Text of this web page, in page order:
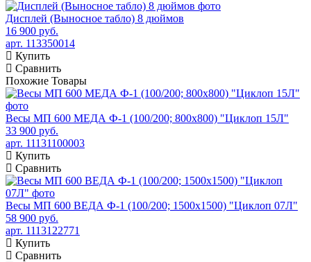
Дисплей (Выносное табло) 8 дюймов
16 900 руб.
арт. 113350014
Купить
Сравнить
Похожие Товары
Весы МП 600 МЕДА Ф-1 (100/200; 800х800) "Циклоп 15Л"
33 900 руб.
арт. 11131100003
Купить
Сравнить
Весы МП 600 ВЕДА Ф-1 (100/200; 1500х1500) "Циклоп 07Л"
58 900 руб.
арт. 1113122771
Купить
Сравнить